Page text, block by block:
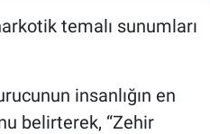
temalı sunumları
insanlığın en
belirterek, “Zehir